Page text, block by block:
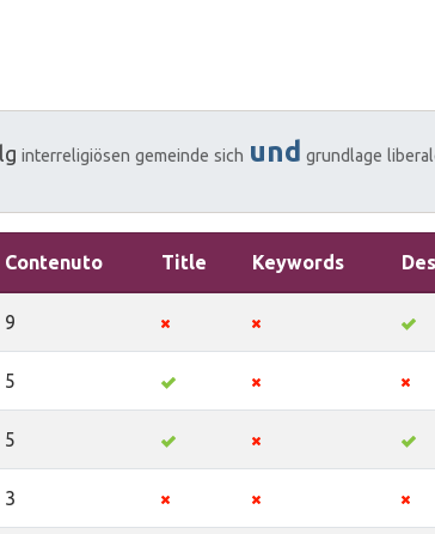
interreligiösen gemeinde sich und grundlage
Contenuto Title Keywords
9
5
5
3